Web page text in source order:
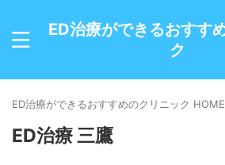
ED治療ができるおすす
ク
ED治療ができるおすすめのクリニック HOME
ED治療 三鷹